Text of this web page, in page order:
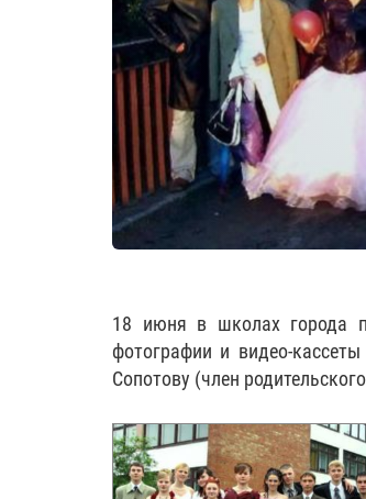
18 июня в школах города
фотографии и видео-
Сопотову (член